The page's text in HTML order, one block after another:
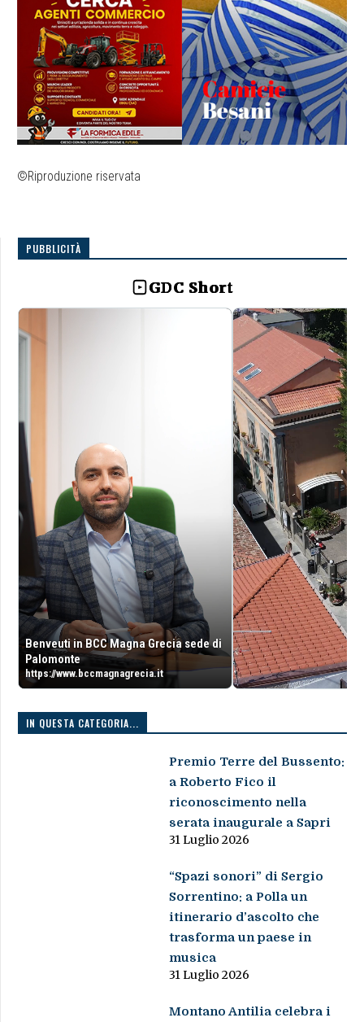
©Riproduzione riservata
PUBBLICITÀ
GDC Short
Benveuti in BCC Magna Grecia sede di
Palomonte
https://www.bccmagnagrecia.it
IN QUESTA CATEGORIA...
Premio Terre del Bussento:
a Roberto Fico il
riconoscimento nella
serata inaugurale a Sapri
31 Luglio 2026
“Spazi sonori” di Sergio
Sorrentino: a Polla un
itinerario d’ascolto che
trasforma un paese in
musica
31 Luglio 2026
Montano Antilia celebra i